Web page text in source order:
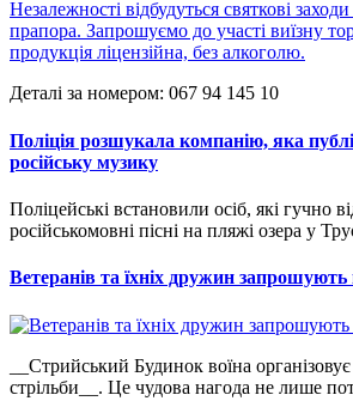
Деталі за номером: 067 94 145 10
Поліція розшукала компанію, яка
російську музику
Поліцейські встановили осіб, які гучно
російськомовні пісні на пляжі озера у
Ветеранів та їхніх дружин запрошують
__Стрийський Будинок воїна
стрільби__. Це чудова нагода не лише